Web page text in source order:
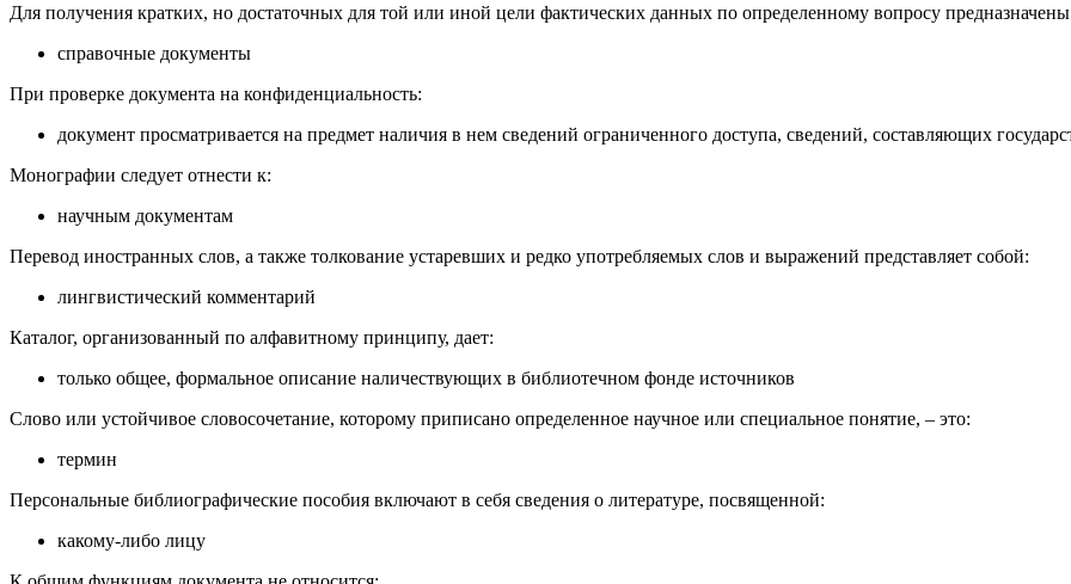
Для получения кратких, но достаточных для той или иной цели фактических данных по определенному вопросу
справочные документы
При проверке документа на конфиденциальность:
документ просматривается на предмет наличия в нем сведений ограниченного доступа, сведений, составляющих
Монографии следует отнести к:
научным документам
Перевод иностранных слов, а также толкование устаревших и редко употребляемых слов и выражений представляет собой:
лингвистический комментарий
Каталог, организованный по алфавитному принципу, дает:
только общее, формальное описание наличествующих в библиотечном фонде источников
Слово или устойчивое словосочетание, которому приписано определенное научное или специальное понятие, – это:
термин
Персональные библиографические пособия включают в себя сведения о литературе, посвященной:
какому-либо лицу